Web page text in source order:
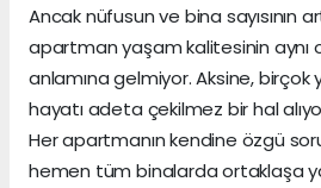
Ancak nüfusun ve bina sayısının
apartman yaşam kalitesinin aynı
anlamına gelmiyor. Aksine,
hayatı adeta çekilmez bir hal
Her apartmanın kendine özgü
hemen tüm binalarda ortaklaşa